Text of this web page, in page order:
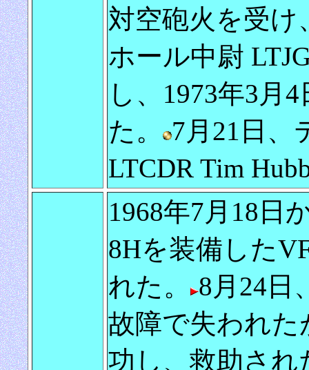
対空砲火を受
ホール中尉
し、1973年3月
た。
7月21日、
LTCDR Tim
1968年7月18日
8Hを装備した
れた。
8月24日
故障で失われ
功し、救助され